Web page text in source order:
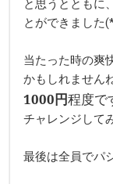
と思うとともに
とができました
当たった時の爽
かもしれません
1000円程度で
チャレンジして
最後は全員でパ